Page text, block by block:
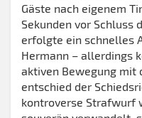
Gäste nach eigenem
Sekunden vor Schluss
erfolgte ein schnelles
Hermann – allerdings
aktiven Bewegung mit
entschied der
kontroverse Strafwurf